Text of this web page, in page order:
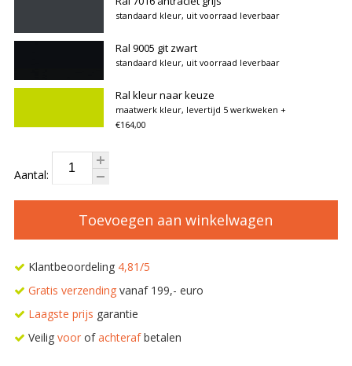
standaard kleur, uit voorraad leverbaar
Ral 9005 git zwart
standaard kleur, uit voorraad leverbaar
Ral kleur naar keuze
maatwerk kleur, levertijd 5 werkweken +
€164,00
Aantal:
Toevoegen aan winkelwagen
Klantbeoordeling 4,81/5
Gratis verzendingvanaf 199,- euro
Laagste prijs garantie
Veilig voorofachterafbetalen